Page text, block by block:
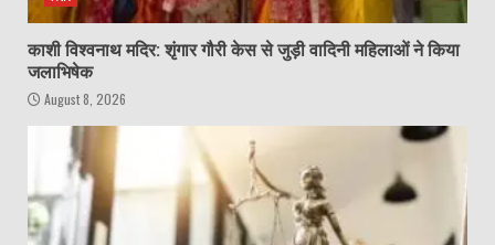
काशी विश्वनाथ मदिर: शृंगार गौरी केस से जुड़ी वादिनी महिलाओं ने किया
जलाभिषेक
August 8, 2026